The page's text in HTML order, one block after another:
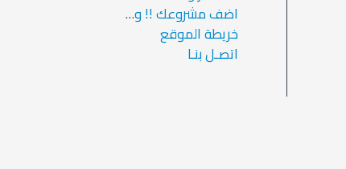
اضف مشروعك !! وزد ارباحك
خريطة الموقع
اتصـل بنـا